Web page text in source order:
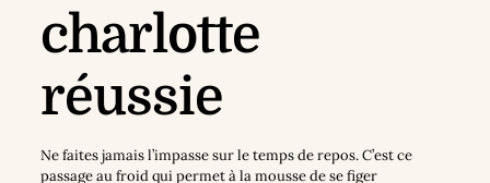
charlotte
réussie
Ne faites jamais l’impasse sur le temps de repos. C’est ce
passage au froid qui permet à la mousse de se figer